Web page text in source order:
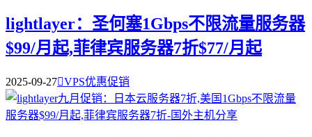
lightlayer：圣何塞1Gbps不限流量服务器
$99/月起,菲律宾服务器7折$77/月起
2025-09-27VPS优惠促销